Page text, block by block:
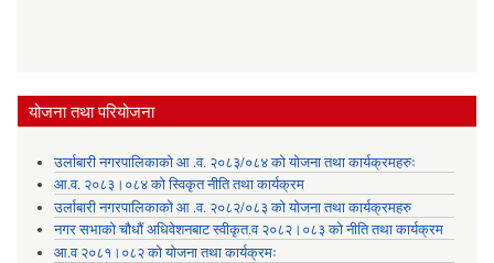
योजना तथा परियोजना
उर्लाबारी नगरपालिकाको आ .व. २०८३/०८४ को योजना तथा कार्यक्रमहरुः
आ.व. २०८३।०८४ को स्विकृत नीति तथा कार्यक्रम
उर्लाबारी नगरपालिकाको आ .व. २०८२/०८३ को योजना तथा कार्यक्रमहरु
नगर सभाको चौधौं अधिवेशनबाट स्वीकृत.व २०८२।०८३ को नीति तथा कार्यक्रम
आ.व २०८१।०८२ को योजना तथा कार्यक्रमः